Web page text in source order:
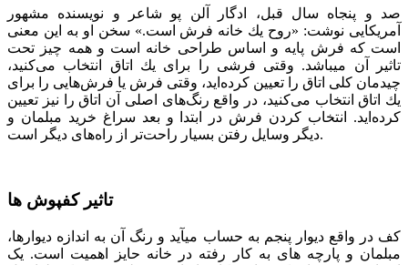
صد و پنجاه سال قبل، ادگار آلن پو شاعر و نویسنده مشهور
آمریکایی نوشت: «روح یك خانه فرش است.» سخن او به این معنی
است كه فرش پایه و اساس طراحی خانه است و همه چیز تحت
تاثیر آن می­باشد. وقتی فرشی را برای یك اتاق انتخاب می‌كنید،
چیدمان كلی اتاق را تعیین كرده‌اید، وقتی فرش یا فرش‌هایی را برای
یك اتاق انتخاب می‌كنید، در واقع رنگ‌های اصلی آن اتاق را نیز تعیین
كرده‌اید. انتخاب کردن فرش در ابتدا و بعد سراغ خرید مبلمان و
دیگر وسایل رفتن بسیار راحت‌تر از راه‌های دیگر است.
تاثیر کفپوش ها
کف در واقع دیوار پنجم به حساب می­آید و رنگ آن به اندازه دیوارها،
مبلمان و پارچه ­های به کار رفته در خانه حایز اهمیت است. یک